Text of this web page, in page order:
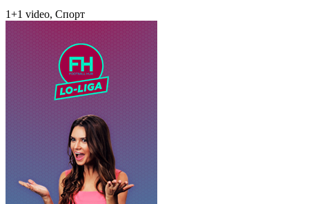
1+1 video, Спорт